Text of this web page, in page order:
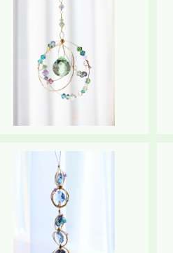
ンキャッチャー《universe（小
宇宙）》スタンド付き
¥9,480
SOLD OUT
サンキャッチャー《Dragon
（龍）》
¥8,000
SOLD OUT